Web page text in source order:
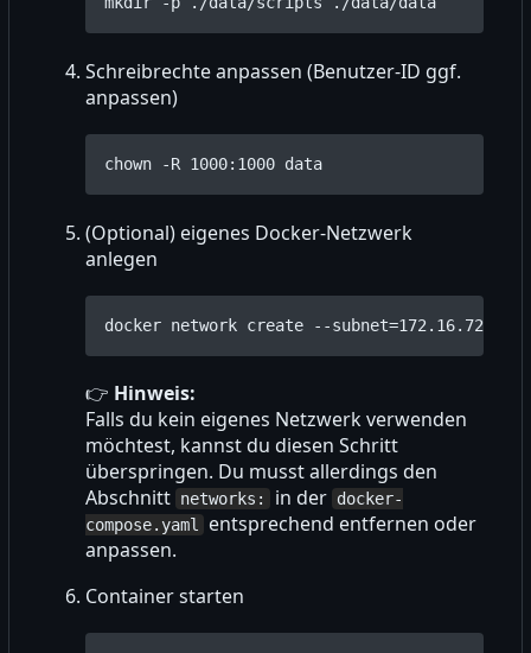
Schreibrechte anpassen (Benutzer-ID ggf.
anpassen)
(Optional) eigenes Docker-Netzwerk
anlegen
docker network create --subnet=
👉 Hinweis:
Falls du kein eigenes Netzwerk verwenden
möchtest, kannst du diesen Schritt
überspringen. Du musst allerdings den
Abschnitt networks: in der docker-
compose.yaml
entsprechend entfernen oder
anpassen.
Container starten